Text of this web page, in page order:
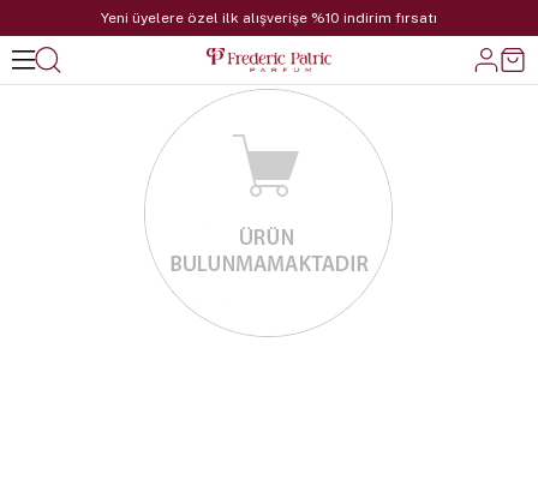
Yeni üyelere özel ilk alışverişe %10 indirim fırsatı